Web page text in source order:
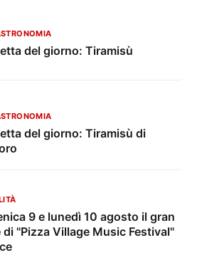
del giorno: Tiramisù
del giorno: Tiramisù di
10 agosto il gran
di "Pizza Village Music Festival"